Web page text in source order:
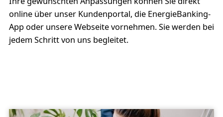
online über unser Kundenportal, die EnergieBanking-
App oder unsere Webseite vornehmen. Sie werden bei
jedem Schritt von uns begleitet.